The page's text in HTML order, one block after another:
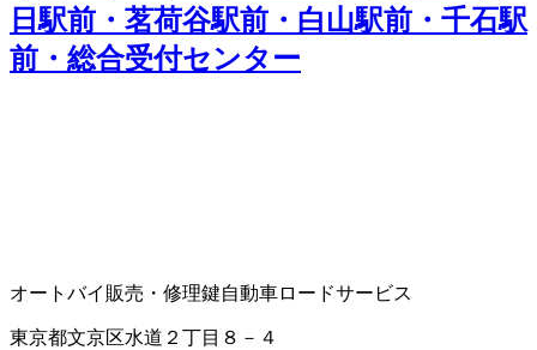
日駅前・茗荷谷駅前・白山駅前・千石駅
前・総合受付センター
オートバイ販売・修理鍵自動車ロードサービス
東京都文京区水道２丁目８－４